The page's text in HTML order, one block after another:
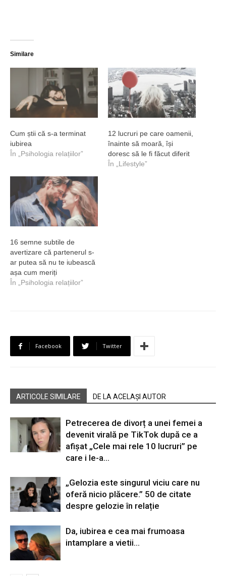
Similare
Cum știi că s-a terminat
iubirea
În „Psihologia relațiilor”
12 lucruri pe care oamenii,
înainte să moară, își
doresc să le fi făcut diferit
În „Lifestyle”
16 semne subtile de
avertizare că partenerul s-
ar putea să nu te iubească
așa cum meriți
În „Psihologia relațiilor”
Facebook Twitter
ARTICOLE SIMILARE DE LA ACELAȘI AUTOR
Petrecerea de divorț a unei femei a
devenit virală pe TikTok după ce a
afișat „Cele mai rele 10 lucruri” pe
care i le-a...
„Gelozia este singurul viciu care nu
oferă nicio plăcere.” 50 de citate
despre gelozie în relație
Da, iubirea e cea mai frumoasa
intamplare a vietii…